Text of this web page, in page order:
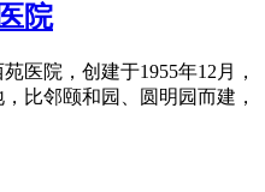
院
医院，创建于1955年12月，
比邻颐和园、圆明园而建，